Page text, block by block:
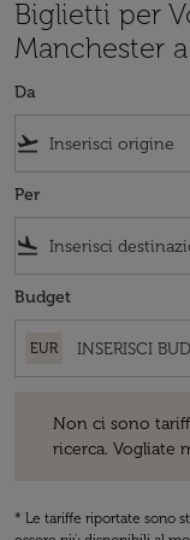
Biglietti per
Manchester
Da
flight_takeoff
Per
flight_land
Budget
EUR
Non ci sono
ricerca. Vogliate
* Le tariffe riportate sono